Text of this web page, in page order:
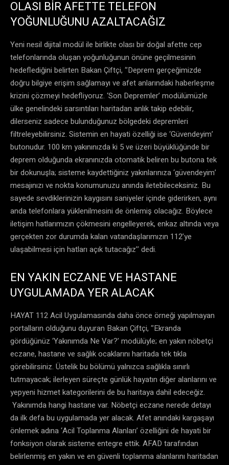
OLASI BİR AFETTE TELEFON
YOĞUNLUĞUNU AZALTACAĞIZ
Yeni nesil dijital modül ile birlikte olası bir doğal afette cep
telefonlarında oluşan yoğunluğunun önüne geçilmesinin
hedeflediğini belirten Bakan Çiftçi, ‘’Deprem gerçeğimizde
doğru bilgiye erişim sağlamayı ve afet anlarındaki haberleşme
krizini çözmeyi hedefliyoruz. ‘Son Depremler’ modülümüzle
ülke genelindeki sarsıntıları haritadan anlık takip edebilir,
dilerseniz sadece bulunduğunuz bölgedeki depremleri
filtreleyebilirsiniz. Sistemin en hayati özelliği ise ‘Güvendeyim’
butonudur. 100 km yakınınızda ki 5 ve üzeri büyüklüğünde bir
deprem olduğunda ekranınızda otomatik beliren bu butona tek
bir dokunuşla; sisteme kaydettiğiniz yakınlarınıza ‘güvendeyim’
mesajınızı ve nokta konumunuzu anında iletebileceksiniz. Bu
sayede sevdiklerinizin kaygısını saniyeler içinde giderirken, aynı
anda telefonlara yüklenilmesini de önlemiş olacağız. Böylece
iletişim hatlarımızın çökmesini engelleyerek, enkaz altında veya
gerçekten zor durumda kalan vatandaşlarımızın 112’ye
ulaşabilmesi için hatları açık tutacağız’’ dedi.
EN YAKIN ECZANE VE HASTANE
UYGULAMADA YER ALACAK
HAYAT 112 Acil Uygulamasında daha önce örneği yapılmayan
portalların olduğunu duyuran Bakan Çiftçi, ‘’Ekranda
gördüğünüz ‘Yakınımda Ne Var?’ modülüyle; en yakın nöbetçi
eczane, hastane ve sağlık ocaklarını haritada tek tıkla
görebilirsiniz. Üstelik bu bölümü yalnızca sağlıkla sınırlı
tutmayacak; ilerleyen süreçte günlük hayatın diğer alanlarını ve
yepyeni hizmet kategorilerini de bu haritaya dahil edeceğiz.
Yakınımda hangi hastane var. Nöbetçi eczane nerede detayı
da ilk defa bu uygulamada yer alacak. Afet anındaki kargaşayı
önlemek adına ‘Acil Toplanma Alanları’ özelliğini de hayati bir
fonksiyon olarak sisteme entegre ettik. AFAD tarafından
belirlenmiş en yakın ve en güvenli toplanma alanlarını haritadan